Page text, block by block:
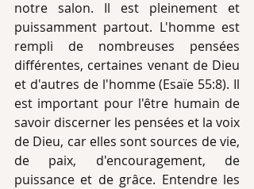
notre salon. Il est pleinement et
puissamment partout. L'homme est
rempli de nombreuses pensées
différentes, certaines venant de Dieu
et d'autres de l'homme (Esaïe 55:8). Il
est important pour l'être humain de
savoir discerner les pensées et la voix
de Dieu, car elles sont sources de vie,
de paix, d'encouragement, de
puissance et de grâce. Entendre les